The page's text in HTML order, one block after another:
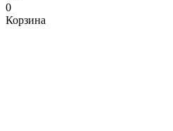
0
Корзина